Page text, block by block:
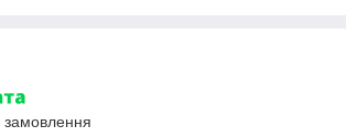
замовлення